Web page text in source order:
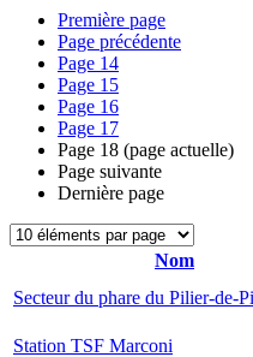
Première page
Page précédente
Page 14
Page 15
Page 16
Page 17
Page 18 (page actuelle)
Page suivante
Dernière page
Nom
Secteur du phare du Pilier-de-
Station TSF Marconi